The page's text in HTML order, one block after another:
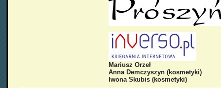
Mariusz Orzeł
Anna Demczyszyn (kosmetyki)
Iwona Skubis (kosmetyki)